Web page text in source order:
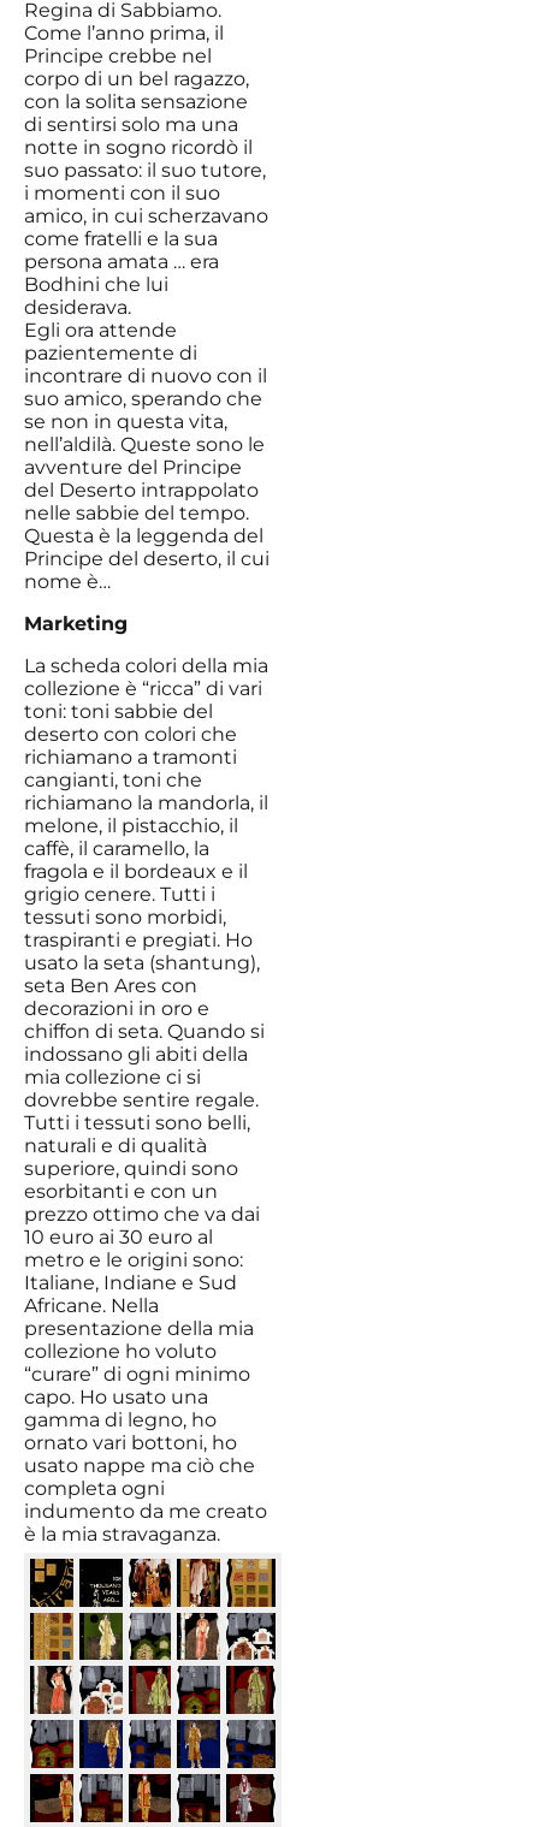
Regina di Sabbiamo.
Come l’anno prima, il
Principe crebbe nel
corpo di un bel ragazzo,
con la solita sensazione
di sentirsi solo ma una
notte in sogno ricordò il
suo passato: il suo tutore,
i momenti con il suo
amico, in cui scherzavano
come fratelli e la sua
persona amata … era
Bodhini che lui
desiderava.
Egli ora attende
pazientemente di
incontrare di nuovo con il
suo amico, sperando che
se non in questa vita,
nell’aldilà. Queste sono le
avventure del Principe
del Deserto intrappolato
nelle sabbie del tempo.
Questa è la leggenda del
Principe del deserto, il cui
nome è…
Marketing
La scheda colori della mia
collezione è “ricca” di vari
toni: toni sabbie del
deserto con colori che
richiamano a tramonti
cangianti, toni che
richiamano la mandorla, il
melone, il pistacchio, il
caffè, il caramello, la
fragola e il bordeaux e il
grigio cenere. Tutti i
tessuti sono morbidi,
traspiranti e pregiati. Ho
usato la seta (shantung),
seta Ben Ares con
decorazioni in oro e
chiffon di seta. Quando si
indossano gli abiti della
mia collezione ci si
dovrebbe sentire regale.
Tutti i tessuti sono belli,
naturali e di qualità
superiore, quindi sono
esorbitanti e con un
prezzo ottimo che va dai
10 euro ai 30 euro al
metro e le origini sono:
Italiane, Indiane e Sud
Africane. Nella
presentazione della mia
collezione ho voluto
“curare” di ogni minimo
capo. Ho usato una
gamma di legno, ho
ornato vari bottoni, ho
usato nappe ma ciò che
completa ogni
indumento da me creato
è la mia stravaganza.